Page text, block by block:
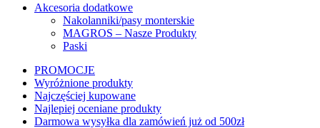
Akcesoria dodatkowe
Nakolanniki/pasy monterskie
MAGROS – Nasze Produkty
Paski
PROMOCJE
Wyróżnione produkty
Najczęściej kupowane
Najlepiej oceniane produkty
Darmowa wysyłka dla zamówień już od 500zł